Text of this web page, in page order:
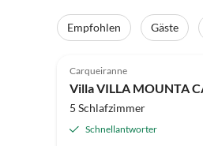
Empfohlen Gäste
Carqueiranne
5 Schlafzimmer
Schnellantworter